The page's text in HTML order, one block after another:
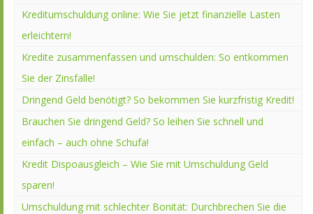
Kreditumschuldung online: Wie Sie jetzt finanzielle Lasten
erleichtern!
Kredite zusammenfassen und umschulden: So entkommen
Sie der Zinsfalle!
Dringend Geld benötigt? So bekommen Sie kurzfristig Kredit!
Brauchen Sie dringend Geld? So leihen Sie schnell und
einfach – auch ohne Schufa!
Kredit Dispoausgleich – Wie Sie mit Umschuldung Geld
sparen!
Umschuldung mit schlechter Bonität: Durchbrechen Sie die